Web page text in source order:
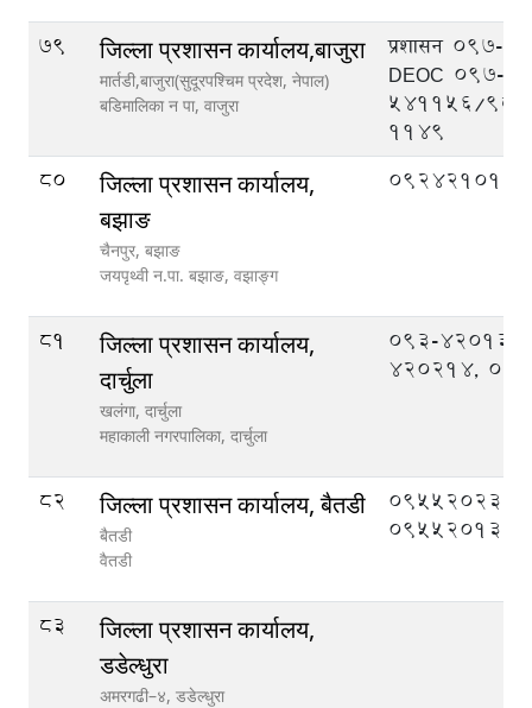
79 जिल्ला प्रशासन कार्यालय,बाजुरा
मार्तडी,बाजुरा(सुदूरपश्चिम प्रदेश, नेपाल)
बडिमालिका न‍‍ पा, वाजुरा
प्रशासन 097-
DEOC 097-
541156/
1149
80
जिल्ला प्रशासन कार्यालय,
बझाङ
चैनपुर, बझाङ
जयपृथ्वी न.पा. बझाङ, वझाङ्ग
092421013
81
जिल्ला प्रशासन कार्यालय,
दार्चुला
खलंगा, दार्चुला
महाकाली नगरपालिका, दार्चुला
093-
420214,
82 जिल्ला प्रशासन कार्यालय, बैतडी
बैतडी
वैतडी
095520233,
095520133
83
जिल्ला प्रशासन कार्यालय,
डडेल्धुरा
अमरगढी–४, डडेल्धुरा